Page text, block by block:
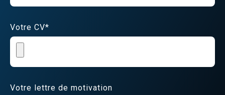
Votre CV*
Votre lettre de motivation